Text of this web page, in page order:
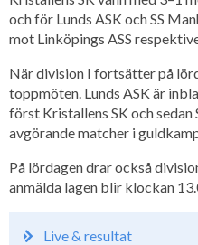
och för Lunds ASK och SS
mot Linköpings ASS
När division I fortsätter på
toppmöten. Lunds ASK är
först Kristallens SK och sedan
avgörande matcher i
På lördagen drar också
anmälda lagen blir klockan
Live & resultat